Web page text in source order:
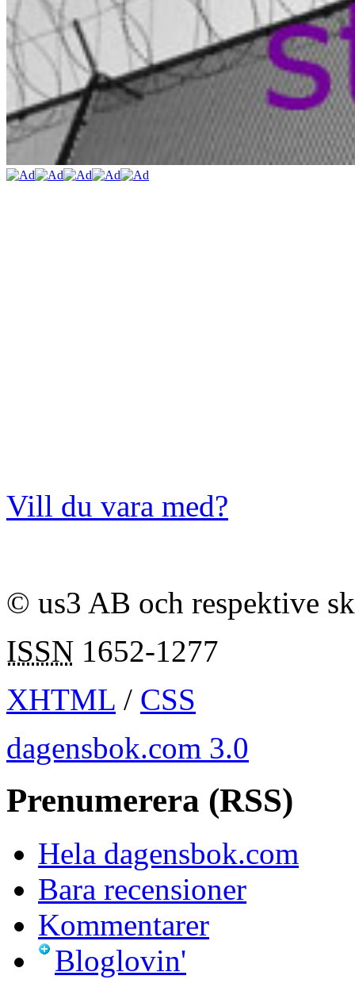
Vill du vara med?
© us3 AB och respektive
ISSN 1652-1277
XHTML / CSS
dagensbok.com 3.0
Prenumerera (RSS)
Hela dagensbok.com
Bara recensioner
Kommentarer
Bloglovin'